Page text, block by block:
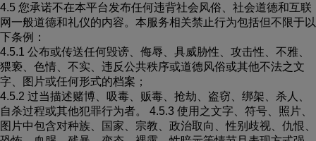
4.5 您承诺不在本平台发布任何违背社会风俗、社会道德和互联
网一般道德和礼仪的内容。本服务相关禁止行为包括但不限于以
下条例：
4.5.1 公布或传送任何毁谤、侮辱、具威胁性、攻击性、不雅、
猥亵、色情、不实、违反公共秩序或道德风俗或其他不法之文
字、图片或任何形式的档案；
4.5.2 过当描述赌博、吸毒、贩毒、抢劫、盗窃、绑架、杀人、
自杀过程或其他犯罪行为者。 4.5.3 使用之文字、符号、照片、
图片中包含对种族、国家、宗教、政治取向、性别歧视、仇恨、